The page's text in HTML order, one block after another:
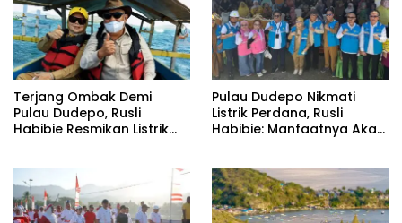
Terjang Ombak Demi
Pulau Dudepo, Rusli
Habibie Resmikan Listrik
Pulau Dudepo Nikmati
Listrik Perdana, Rusli
Habibie: Manfaatnya Akan